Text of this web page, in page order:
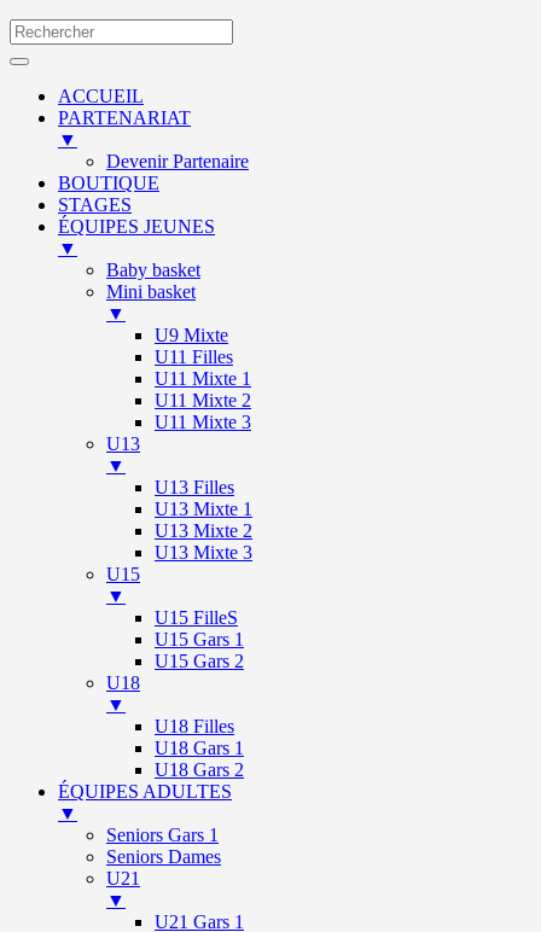
ACCUEIL
PARTENARIAT
▼
Devenir Partenaire
BOUTIQUE
STAGES
ÉQUIPES JEUNES
▼
Baby basket
Mini basket
▼
U9 Mixte
U11 Filles
U11 Mixte 1
U11 Mixte 2
U11 Mixte 3
U13
▼
U13 Filles
U13 Mixte 1
U13 Mixte 2
U13 Mixte 3
U15
▼
U15 FilleS
U15 Gars 1
U15 Gars 2
U18
▼
U18 Filles
U18 Gars 1
U18 Gars 2
ÉQUIPES ADULTES
▼
Seniors Gars 1
Seniors Dames
U21
▼
U21 Gars 1